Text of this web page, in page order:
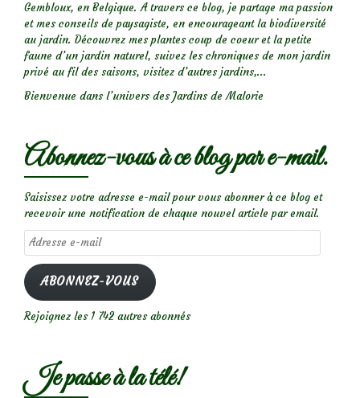
Gembloux, en Belgique. A travers ce blog, je partage ma passion
et mes conseils de paysagiste, en encourageant la biodiversité
au jardin. Découvrez mes plantes coup de coeur et la petite
faune d’un jardin naturel, suivez les chroniques de mon jardin
privé au fil des saisons, visitez d’autres jardins,...
Bienvenue dans l’univers des Jardins de Malorie
Abonnez-vous à ce blog par e-mail.
Saisissez votre adresse e-mail pour vous abonner à ce blog et
recevoir une notification de chaque nouvel article par email.
Adresse
e-
mail
ABONNEZ-VOUS
Rejoignez les 1 742 autres abonnés
Je passe à la télé!